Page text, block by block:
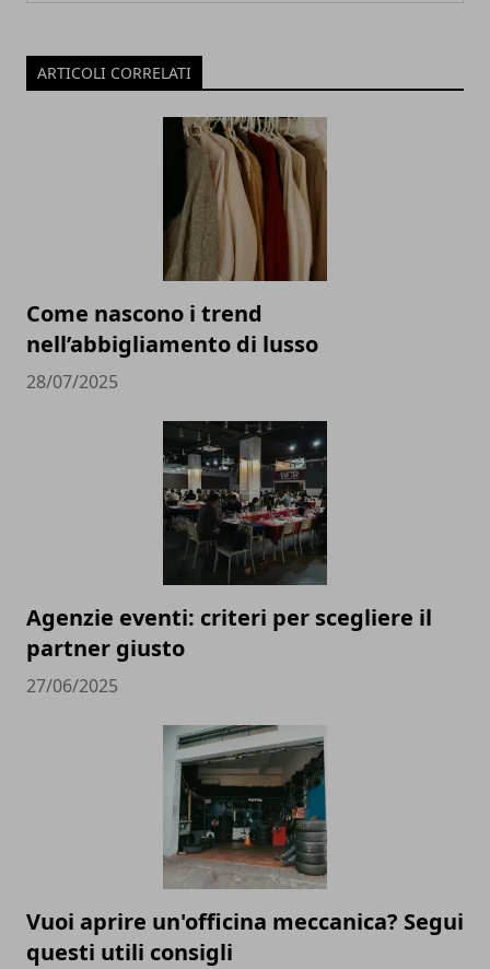
ARTICOLI CORRELATI
Come nascono i trend
nell’abbigliamento di lusso
28/07/2025
Agenzie eventi: criteri per scegliere il
partner giusto
27/06/2025
Vuoi aprire un'officina meccanica? Segui
questi utili consigli